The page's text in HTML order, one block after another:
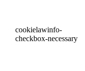
cookielawinfo-
checkbox-necessary